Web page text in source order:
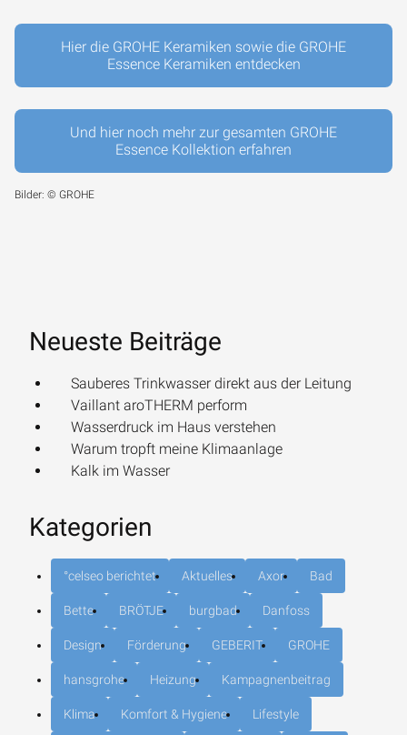
Hier die GROHE Keramiken sowie die GROHE
Essence Keramiken entdecken
Und hier noch mehr zur gesamten GROHE
Essence Kollektion erfahren
Bilder: © GROHE
Neueste Beiträge
Sauberes Trinkwasser direkt aus der Leitung
Vaillant aroTHERM perform
Wasserdruck im Haus verstehen
Warum tropft meine Klimaanlage
Kalk im Wasser
Kategorien
°celseo berichtet Aktuelles Axor Bad
Bette BRÖTJE burgbad Danfoss
Design Förderung GEBERIT GROHE
hansgrohe Heizung Kampagnenbeitrag
Klima Komfort & Hygiene Lifestyle